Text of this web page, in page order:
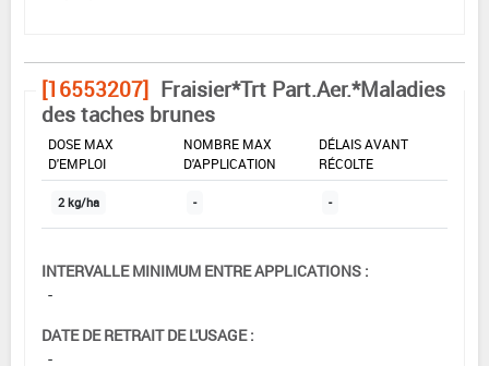
[16553207] Fraisier*Trt Part.Aer.*Maladies
des taches brunes
DOSE MAX
D'EMPLOI
NOMBRE MAX
D'APPLICATION
DÉLAIS AVANT
RÉCOLTE
2 kg/ha - -
INTERVALLE MINIMUM ENTRE APPLICATIONS :
-
DATE DE RETRAIT DE L'USAGE :
-